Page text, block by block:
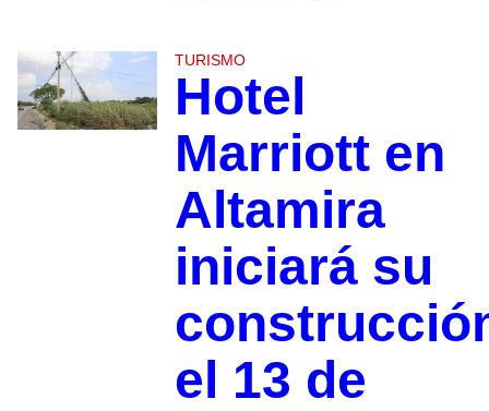
TURISMO
Hotel
Marriott en
Altamira
iniciará su
el 13 de